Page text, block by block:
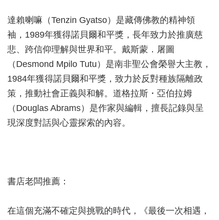
達賴喇嘛（Tenzin Gyatso）是藏傳佛教的精神領
袖，1989年獲得諾貝爾和平獎，長年致力於推廣慈
悲、跨信仰理解與世界和平。戴斯蒙．屠圖
（Desmond Mpilo Tutu）是南非聖公會榮譽大主教，
1984年獲得諾貝爾和平獎，致力於反對種族隔離政
策，推動社會正義與和解。道格拉斯・亞伯拉姆
（Douglas Abrams）是作家與編輯，擅長記錄與呈
現深度對話與心靈探索的內容。
書店老闆推薦：
在這個充滿不確定與挑戰的時代，《最後一次相遇，